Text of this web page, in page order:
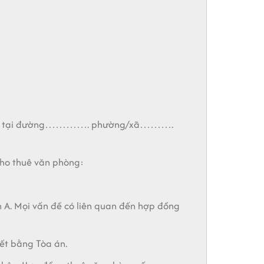
nhà tại đường…………. phường/xã……….
thuê văn phòng:
Mọi vấn đề có liên quan đến hợp đồng
bằng Tòa án.